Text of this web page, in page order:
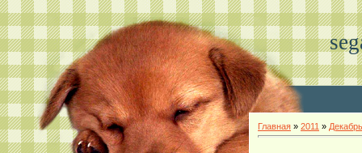
Главная » 2011 » Декабрь